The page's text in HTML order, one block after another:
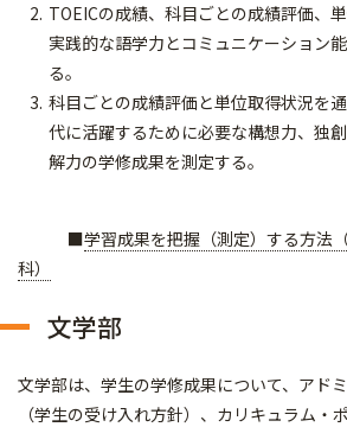
TOEICの成績、科目ごとの成績評価、
実践的な語学力とコミュニケーション
る。
科目ごとの成績評価と単位取得状況を
代に活躍するために必要な構想力、独
解力の学修成果を測定する。
■学習成果を把握（測定）する方法
科）
文学部
文学部は、学生の学修成果について、アド
（学生の受け入れ方針）、カリキュラム・